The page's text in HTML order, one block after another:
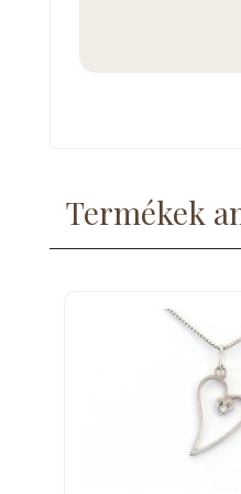
Termékek